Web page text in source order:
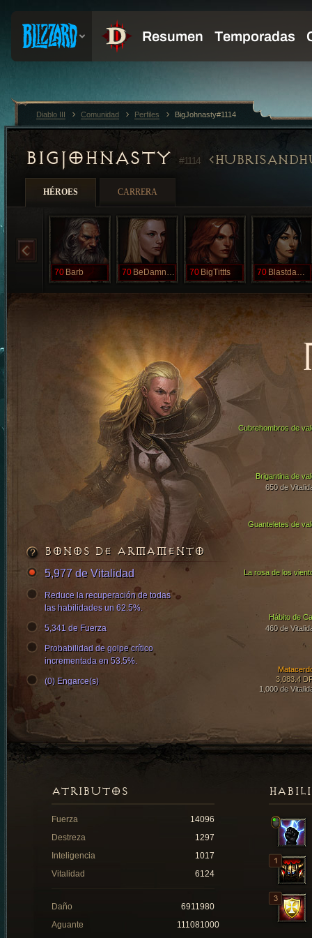
BIGJOHNASTY #1114
HÉROES CARRERA
70 Barb 70 BeDamntoHell 70 BigTittts 70 BlastdaPast
Brigantina de
650 de
Guanteletes de
Cubrehombros de
Hábito de
460 de
3,083.4
1,000 de
La rosa de los
BONOS DE ARMAMENTO
5,977 de Vitalidad
Reduce la recuperación de todas
las habilidades un 62.5%.
5,341 de Fuerza
Probabilidad de golpe crítico
incrementada en 53.5%.
(0) Engarce(s)
ATRIBUTOS
Fuerza
14096
Destreza
1297
Inteligencia
1017
Vitalidad
6124
Daño
6911980
Aguante
111081000
Diablo III Comunidad Perfiles BigJohnasty#1114